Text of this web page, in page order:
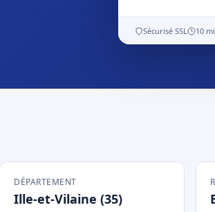
Sécurisé SSL 10
DÉPARTEMENT
Ille-et-Vilaine (35)